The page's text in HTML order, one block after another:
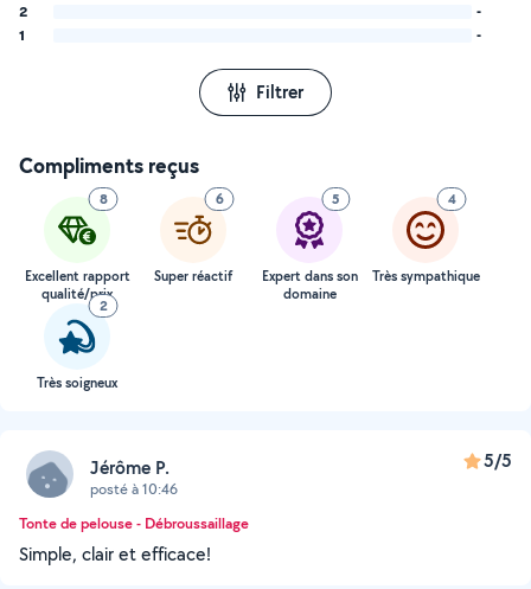
2
-
1
-
Filtrer
Compliments reçus
8
Excellent rapport
qualité/prix
6
Super réactif
5
Expert dans son
domaine
4
Très sympathique
2
Très soigneux
Jérôme P.
posté à 10:46
5/5
Tonte de pelouse - Débroussaillage
Simple, clair et efficace!